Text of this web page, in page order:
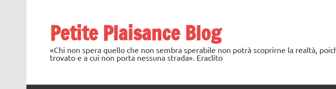
Petite Plaisance Blog
«Chi non spera quello che non sembra sperabile non potrà scoprirne la realtà,
trovato e a cui non porta nessuna strada». Eraclito